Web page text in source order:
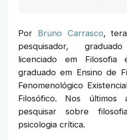
Por Bruno Carrasco,
pesquisador,
licenciado em Filosofia
graduado em Ensino de
Fenomenológico
Filosófico. Nos
pesquisar sobre
psicologia crítica.